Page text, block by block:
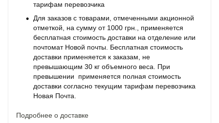
тарифам перевозчика
Для заказов с товарами, отмеченными акционной
отметкой, на сумму от 1000 грн., применяется
бесплатная стоимость доставки на отделение или
почтомат Новой почты. Бесплатная стоимость
доставки применяется к заказам, не
превышающим 30 кг объемного веса. При
превышении применяется полная стоимость
доставки согласно текущим тарифам перевозчика
Новая Почта.
Подробнее о доставке